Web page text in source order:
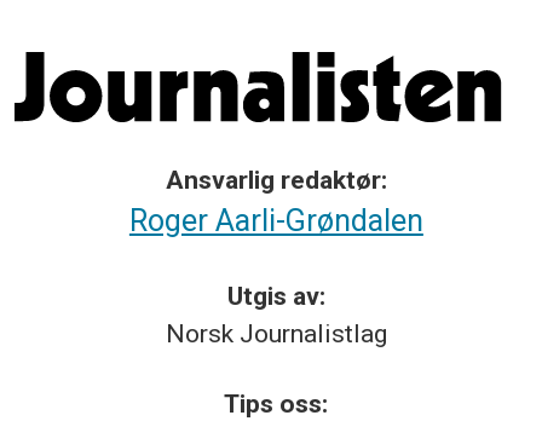
Ansvarlig redaktør:
Roger Aarli-Grøndalen
Utgis av:
Norsk Journalistlag
Tips oss: